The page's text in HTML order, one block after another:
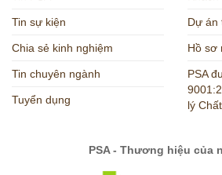
Tin sự kiện
Chia sẻ kinh nghiệm
Tin chuyên ngành
Tuyển dụng
Dự án
Hồ sơ
PSA
lý
PSA - Thương hiệu của